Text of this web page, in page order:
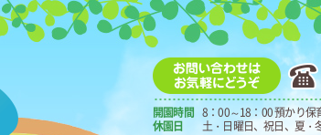
開園時間 8：00～18：00 預かり
休園日
土・日曜日、祝日、夏・